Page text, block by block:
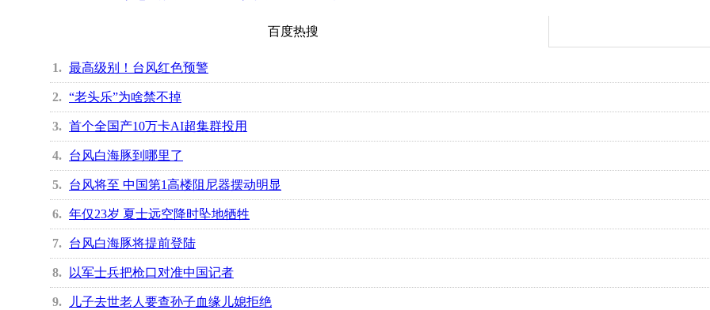
百度热搜
1 最高级别！台风红色预警
2 “老头乐”为啥禁不掉
3 首个全国产10万卡AI超集群投用
4 台风白海豚到哪里了
5 台风将至 中国第1高楼阻尼器摆动明显
6 年仅23岁 夏士远空降时坠地牺牲
7 台风白海豚将提前登陆
8 以军士兵把枪口对准中国记者
9 儿子去世老人要查孙子血缘儿媳拒绝